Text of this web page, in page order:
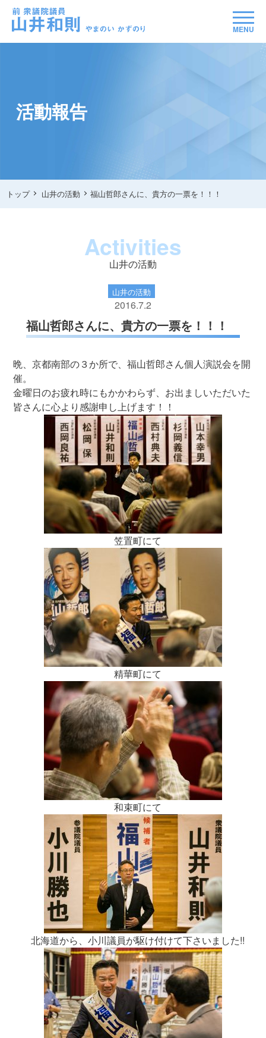
MENU
活動報告
トップ 山井の活動 福山哲郎さんに、貴方の一票を！！！
Activities
山井の活動
山井の活動
2016.7.2
福山哲郎さんに、貴方の一票を！！！
晩、京都南部の３か所で、福山哲郎さん個人演説会を開
催。
金曜日のお疲れ時にもかかわらず、お出ましいただいた
皆さんに心より感謝申し上げます！！
笠置町にて
精華町にて
和束町にて
北海道から、小川議員が駆け付けて下さいました!!